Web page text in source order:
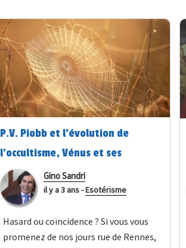
P.V. Piobb et l'évolution de
l'occultisme, Vénus et ses
polygonesGino Sandri
il y a 3 ans-Esotérisme
Hasard ou coïncidence ? Si vous vous
promenez de nos jours rue de Rennes,